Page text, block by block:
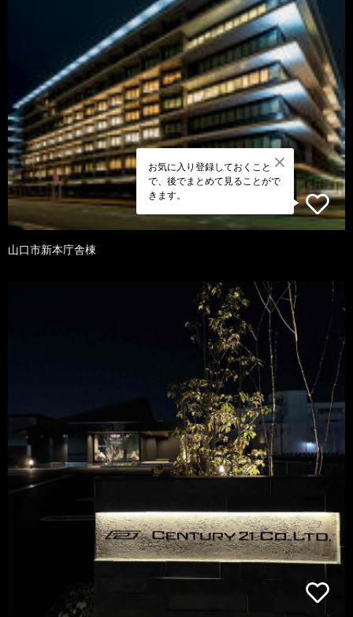
お気に入り登録しておくこと
で、後でまとめて見ることがで
きます。
山口市新本庁舎棟